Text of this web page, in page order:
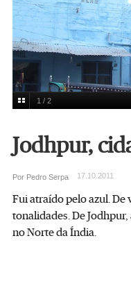
1 / 2
Jodhpur,
Por Pedro Serpa 17.10.2011
Fui atraído pelo azul. De
tonalidades. De
no Norte da Índia.